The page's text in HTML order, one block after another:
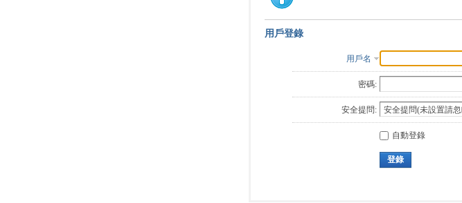
用戶登錄
用戶名
密碼:
安全提問:
自動登錄
登錄